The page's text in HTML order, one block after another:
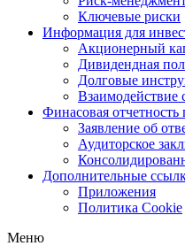
Ключевые риски
Информация для
Акционерный
Дивидендная
Долговые
Взаимодействие
Финасовая
Заявление об
Аудиторское
Дополнительные
Приложения
Политика Cookie
Меню